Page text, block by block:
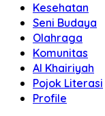
Kesehatan
Seni Budaya
Olahraga
Komunitas
Al Khairiyah
Pojok Literasi
Profile